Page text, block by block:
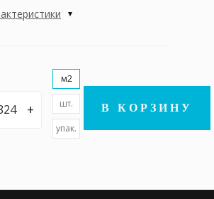
+
м2
шт.
упак.
В КОРЗИНУ